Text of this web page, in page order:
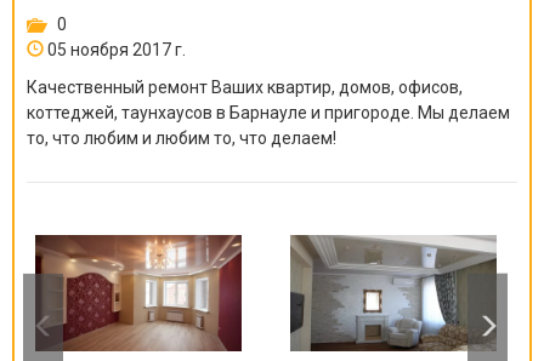
0
05 ноября 2017 г.
Качественный ремонт Ваших квартир, домов, офисов,
коттеджей, таунхаусов в Барнауле и пригороде. Мы делаем
то, что любим и любим то, что делаем!